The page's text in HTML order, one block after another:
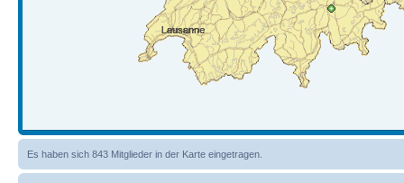
Es haben sich 843 Mitglieder in der Karte eingetragen.